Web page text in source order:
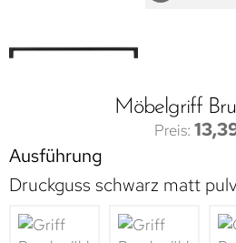
Möbelgriff
Ausführung
Druckguss schwarz matt